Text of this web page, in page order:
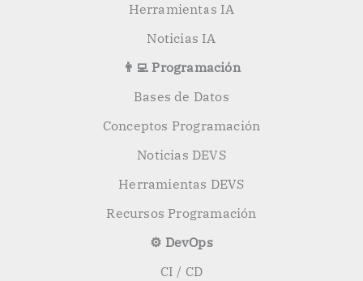
Herramientas IA
Noticias IA
👨‍💻 Programación
Bases de Datos
Conceptos Programación
Noticias DEVS
Herramientas DEVS
Recursos Programación
⚙️ DevOps
CI / CD